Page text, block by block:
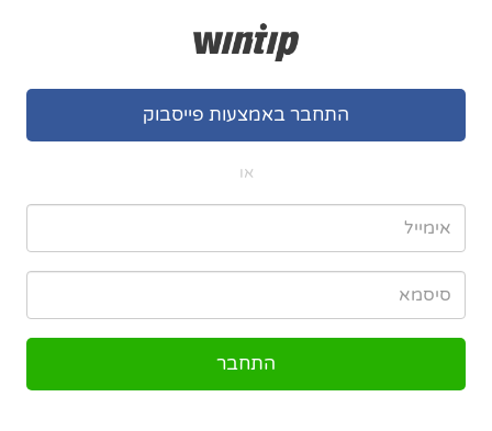
התחבר באמצעות פייסבוק
או